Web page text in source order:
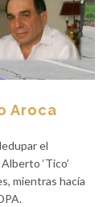
Aroca
el
‘Tico’
mientras hacía